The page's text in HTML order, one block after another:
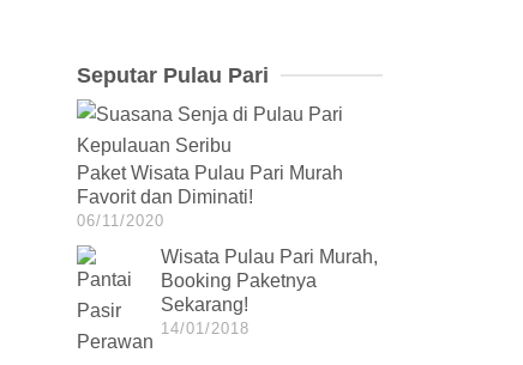
Seputar Pulau Pari
Paket Wisata Pulau Pari Murah
Favorit dan Diminati!
06/11/2020
Wisata Pulau Pari Murah,
Booking Paketnya
Sekarang!
14/01/2018